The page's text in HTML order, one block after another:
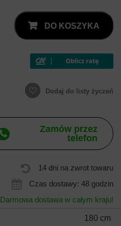
DO KOSZYKA
Dodaj do listy życzeń
Zamów przez
telefon
14 dni na zwrot towaru
Czas dostawy: 48 godzin
Darmowa dostawa w całym kraju!
180 cm